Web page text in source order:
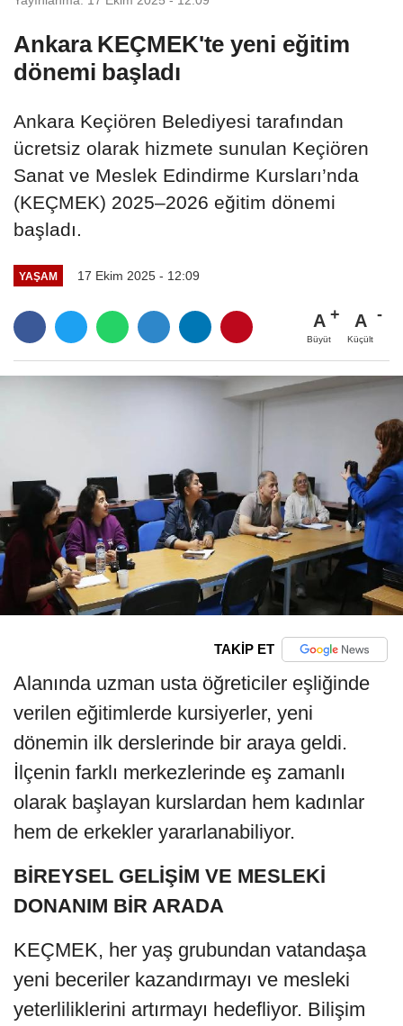
Ankara KEÇMEK'te yeni eğitim
dönemi başladı
Ankara Keçiören Belediyesi tarafından
ücretsiz olarak hizmete sunulan Keçiören
Sanat ve Meslek Edindirme Kursları’nda
(KEÇMEK) 2025–2026 eğitim dönemi
başladı.
YAŞAM 17 Ekim 2025 - 12:09
A
Büyüt
A
Küçült
TAKİP ET
Alanında uzman usta öğreticiler eşliğinde
verilen eğitimlerde kursiyerler, yeni
dönemin ilk derslerinde bir araya geldi.
İlçenin farklı merkezlerinde eş zamanlı
olarak başlayan kurslardan hem kadınlar
hem de erkekler yararlanabiliyor.
BİREYSEL GELİŞİM VE MESLEKİ
DONANIM BİR ARADA
KEÇMEK, her yaş grubundan vatandaşa
yeni beceriler kazandırmayı ve mesleki
yeterliliklerini artırmayı hedefliyor. Bilişim